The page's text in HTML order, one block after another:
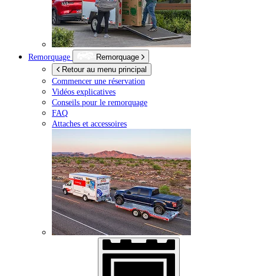
Remorquage
Remorquage
Retour au menu principal
Commencer une réservation
Vidéos explicatives
Conseils pour le remorquage
FAQ
Attaches et accessoires